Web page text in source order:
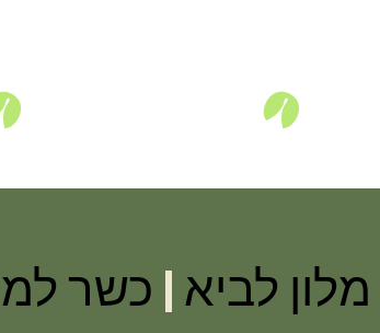
מלון לביא | כשר